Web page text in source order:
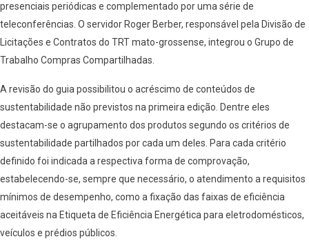
presenciais periódicas e complementado por uma série de
teleconferências. O servidor Roger Berber, responsável pela Divisão de
Licitações e Contratos do TRT mato-grossense, integrou o Grupo de
Trabalho Compras Compartilhadas.
A revisão do guia possibilitou o acréscimo de conteúdos de
sustentabilidade não previstos na primeira edição. Dentre eles
destacam-se o agrupamento dos produtos segundo os critérios de
sustentabilidade partilhados por cada um deles. Para cada critério
definido foi indicada a respectiva forma de comprovação,
estabelecendo-se, sempre que necessário, o atendimento a requisitos
mínimos de desempenho, como a fixação das faixas de eficiência
aceitáveis na Etiqueta de Eficiência Energética para eletrodomésticos,
veículos e prédios públicos.